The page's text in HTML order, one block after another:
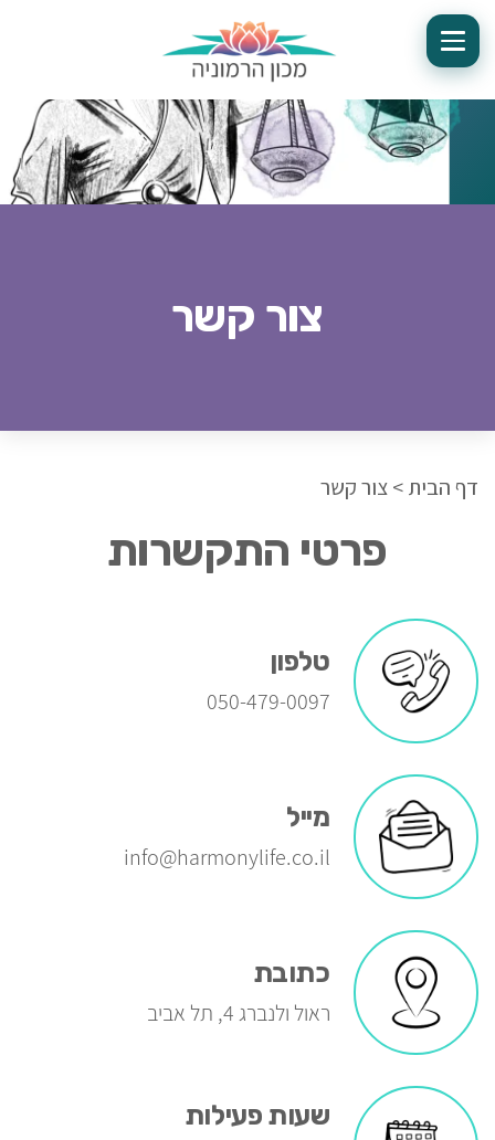
צור קשר
דף הבית>צור קשר
פרטי התקשרות
טלפון
050-479-0097
מייל
info@harmonylife.co.il
כתובת
ראול ולנברג 4, תל אביב
שעות פעילות